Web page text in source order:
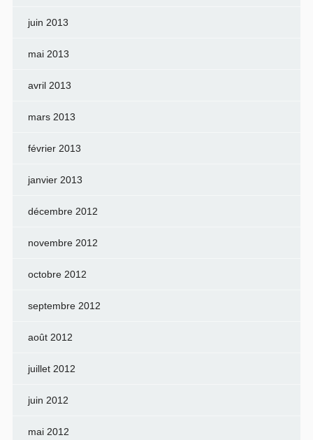
juin 2013
mai 2013
avril 2013
mars 2013
février 2013
janvier 2013
décembre 2012
novembre 2012
octobre 2012
septembre 2012
août 2012
juillet 2012
juin 2012
mai 2012